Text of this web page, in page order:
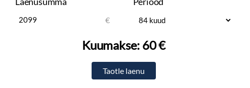
€
Kuumakse: 60 €